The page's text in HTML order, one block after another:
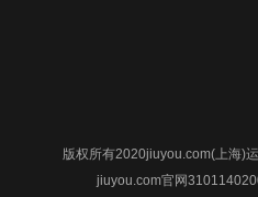
版权所有2020jiuyou.com(上海)
jiuyou.com官网